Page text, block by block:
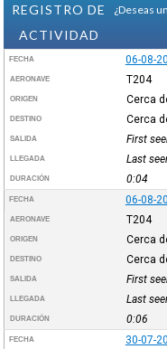
REGISTRO DE
ACTIVIDAD
¿Deseas
FECHA 06-08-
AERONAVE T204
ORIGEN Cerca
DESTINO Cerca
SALIDA First
LLEGADA Last
DURACIÓN 0:04
FECHA 06-08-
AERONAVE T204
ORIGEN Cerca
DESTINO Cerca
SALIDA First
LLEGADA Last
DURACIÓN 0:06
FECHA 30-07-